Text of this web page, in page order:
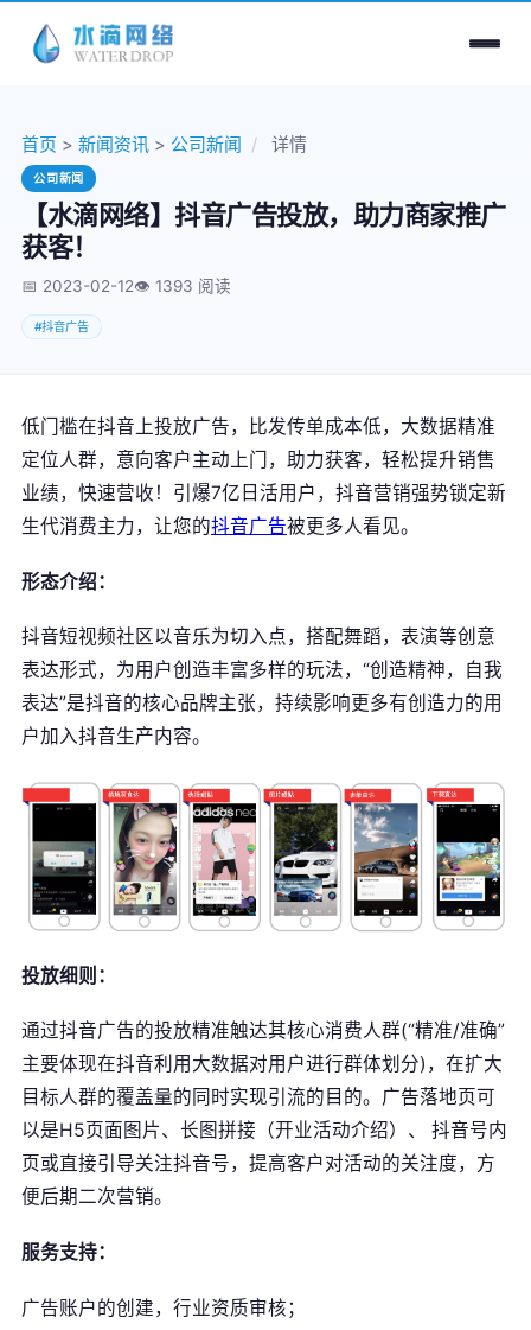
首页 > 新闻资讯 > 公司新闻 / 详情
公司新闻
【水滴网络】抖音广告投放，助力商家推广
获客！
📅 2023-02-12👁️ 1393 阅读
#抖音广告
低门槛在抖音上投放广告，比发传单成本低，大数据精准
定位人群，意向客户主动上门，助力获客，轻松提升销售
业绩，快速营收！引爆7亿日活用户，抖音营销强势锁定新
生代消费主力，让您的抖音广告被更多人看见。
形态介绍：
抖音短视频社区以音乐为切入点，搭配舞蹈，表演等创意
表达形式，为用户创造丰富多样的玩法，“创造精神，自我
表达”是抖音的核心品牌主张，持续影响更多有创造力的用
户加入抖音生产内容。
投放细则：
通过抖音广告的投放精准触达其核心消费人群(“精准/准确”
主要体现在抖音利用大数据对用户进行群体划分)，在扩大
目标人群的覆盖量的同时实现引流的目的。广告落地页可
以是H5页面图片、长图拼接（开业活动介绍）、 抖音号内
页或直接引导关注抖音号，提高客户对活动的关注度，方
便后期二次营销。
服务支持：
广告账户的创建，行业资质审核；